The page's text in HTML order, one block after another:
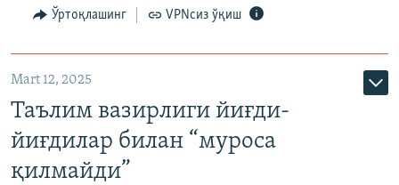
Ўртоқлашинг VPNсиз ўқиш
Mart 12, 2025
Таълим вазирлиги йиғди-
йиғдилар билан “муроса
қилмайди”